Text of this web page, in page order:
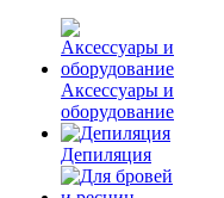
Аксессуары и
оборудование
Депиляция